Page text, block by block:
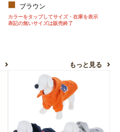
ブラウン
カラーをタップしてサイズ・在庫を表示
表記の無いサイズは販売終了
もっと見る